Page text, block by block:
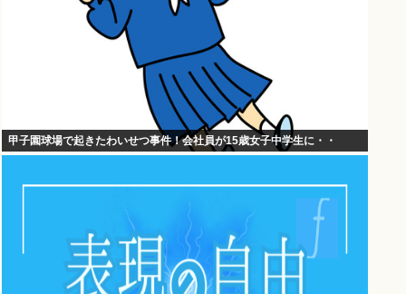
甲子園球場で起きたわいせつ事件！会社員が15歳女子中学生に・・